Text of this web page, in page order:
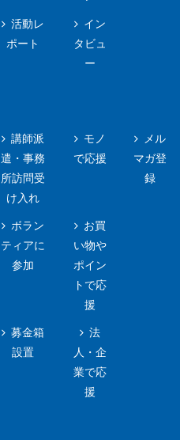
活動レ
ポート
イン
タビュ
ー
講師派
遣・事務
所訪問受
け入れ
ボラン
ティアに
参加
募金箱
設置
モノ
で応援
お買
い物や
ポイン
トで応
援
法
人・企
業で応
援
メル
マガ登
録